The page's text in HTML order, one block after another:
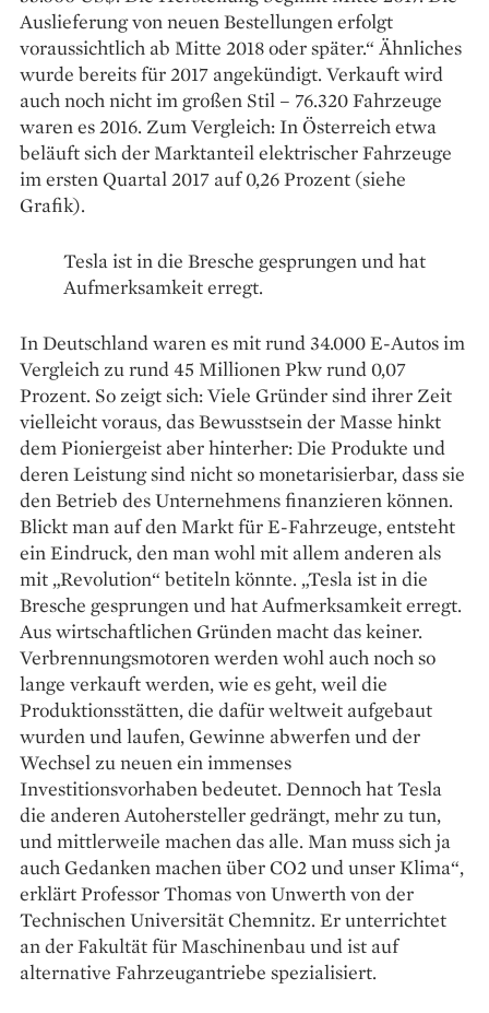
Auslieferung von neuen Bestellungen erfolgt
voraussichtlich ab Mitte 2018 oder später.“ Ähnliches
wurde bereits für 2017 angekündigt. Verkauft wird
auch noch nicht im großen Stil – 76.320 Fahrzeuge
waren es 2016. Zum Vergleich: In Österreich etwa
beläuft sich der Marktanteil elektrischer Fahrzeuge
im ersten Quartal 2017 auf 0,26 Prozent (siehe
Grafik).
Tesla ist in die Bresche gesprungen und hat
Aufmerksamkeit erregt.
In Deutschland waren es mit rund 34.000 E-Autos im
Vergleich zu rund 45 Millionen Pkw rund 0,07
Prozent. So zeigt sich: Viele Gründer sind ihrer Zeit
vielleicht voraus, das Bewusstsein der Masse hinkt
dem Pioniergeist aber hinterher: Die Produkte und
deren Leistung sind nicht so monetarisierbar, dass sie
den Betrieb des Unternehmens finanzieren können.
Blickt man auf den Markt für E-Fahrzeuge, entsteht
ein Eindruck, den man wohl mit allem anderen als
mit „Revolution“ betiteln könnte. „Tesla ist in die
Bresche gesprungen und hat Aufmerksamkeit erregt.
Aus wirtschaftlichen Gründen macht das keiner.
Verbrennungsmotoren werden wohl auch noch so
lange verkauft werden, wie es geht, weil die
Produktionsstätten, die dafür weltweit aufgebaut
wurden und laufen, Gewinne abwerfen und der
Wechsel zu neuen ein immenses
Investitionsvorhaben bedeutet. Dennoch hat Tesla
die anderen Autohersteller gedrängt, mehr zu tun,
und mittlerweile machen das alle. Man muss sich ja
auch Gedanken machen über CO2 und unser Klima“,
erklärt Professor Thomas von Unwerth von der
Technischen Universität Chemnitz. Er unterrichtet
an der Fakultät für Maschinenbau und ist auf
alternative Fahrzeugantriebe spezialisiert.